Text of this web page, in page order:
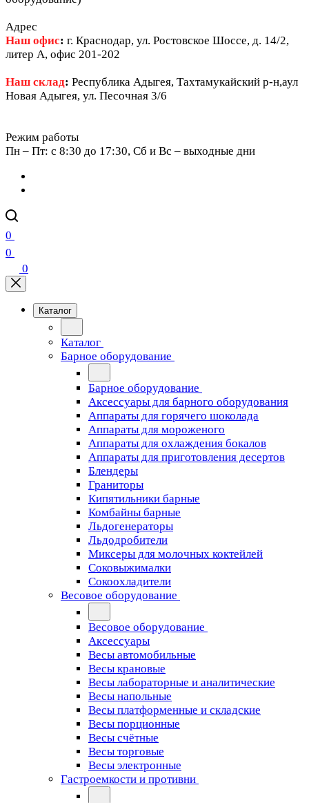
Адрес
Наш офис: г. Краснодар, ул. Ростовское Шоссе, д. 14/2,
литер А, офис 201-202
Наш склад: Республика Адыгея, Тахтамукайский р-н,аул
Новая Адыгея, ул. Песочная 3/6
Режим работы
Пн – Пт: c 8:30 до 17:30, Сб и Вс – выходные дни
0
0
0
Каталог
Каталог
Барное оборудование
Барное оборудование
Аксессуары для барного оборудования
Аппараты для горячего шоколада
Аппараты для мороженого
Аппараты для охлаждения бокалов
Аппараты для приготовления десертов
Блендеры
Граниторы
Кипятильники барные
Комбайны барные
Льдогенераторы
Льдодробители
Миксеры для молочных коктейлей
Соковыжималки
Сокоохладители
Весовое оборудование
Весовое оборудование
Аксессуары
Весы автомобильные
Весы крановые
Весы лабораторные и аналитические
Весы напольные
Весы платформенные и складские
Весы порционные
Весы счётные
Весы торговые
Весы электронные
Гастроемкости и противни